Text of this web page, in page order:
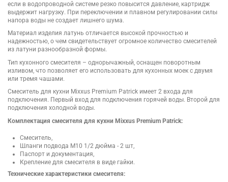
если в водопроводной системе резко повысится давление, картридж
выдержит нагрузку. При переключении и плавном регулировании силы
напора воды не создает лишнего шума.
Материал изделия латунь отличается высокой прочностью и
надежностью, о чем свидетельствует огромное количество смесителей
из латуни разнообразной формы.
Тип кухонного смесителя – однорычажный, оснащен поворотным
изливом, что позволяет его использовать для кухонных моек с двумя
или тремя чашами.
Смеситель для кухни Mixxus Premium Patrick имеет 2 входа для
подключения. Первый вход для подключения горячей воды. Второй для
подключения холодной воды.
Комплектация смесителя для кухни Mixxus Premium Patrick:
Смеситель,
Шланги подвода М10 1/2 дюйма - 2 шт,
Паспорт и документация,
Крепление для смесителя в виде гайки.
Технические характеристики смесителя: